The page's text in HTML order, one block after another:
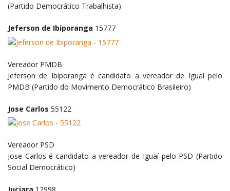
(Partido Democrático Trabalhista)
Jeferson de Ibiporanga 15777
Vereador PMDB
Jeferson de Ibiporanga é candidato a vereador de Iguaí pelo
PMDB (Partido do Movimento Democrático Brasileiro)
Jose Carlos 55122
Vereador PSD
Jose Carlos é candidato a vereador de Iguaí pelo PSD (Partido
Social Democrático)